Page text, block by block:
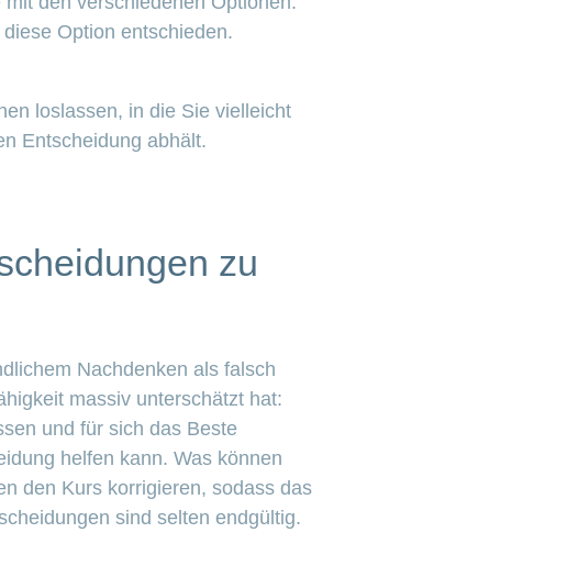
Option entschieden.
loslassen, in die Sie vielleicht
Entscheidung abhält.
zu
Nachdenken als falsch
massiv unterschätzt hat:
und für sich das Beste
helfen kann. Was können
den Kurs korrigieren, sodass das
sind selten endgültig.